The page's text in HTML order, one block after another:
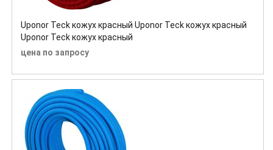
Uponor Teck кожух красный Uponor Teck кожух красный
Uponor Teck кожух красный
цена по запросу